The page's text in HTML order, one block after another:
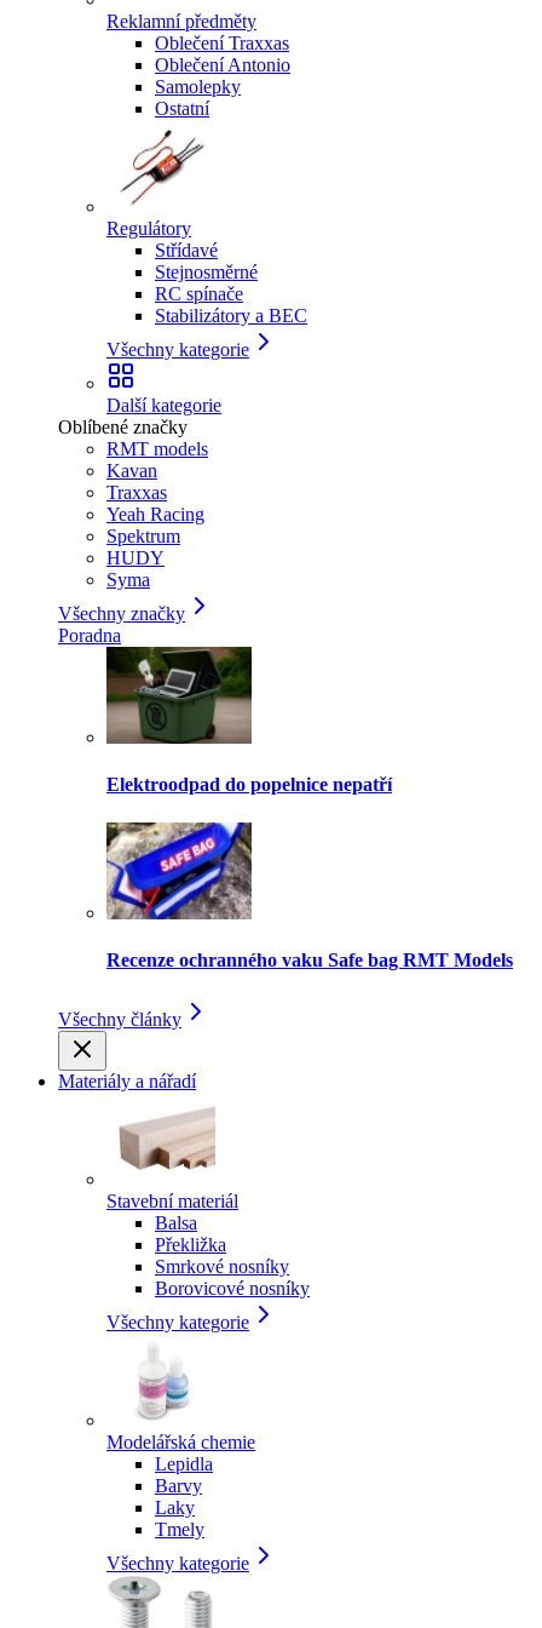
Reklamní předměty
Oblečení Traxxas
Oblečení Antonio
Samolepky
Ostatní
Regulátory
Střídavé
Stejnosměrné
RC spínače
Stabilizátory a BEC
Všechny kategorie
Další kategorie
Oblíbené značky
RMT models
Kavan
Traxxas
Yeah Racing
Spektrum
HUDY
Syma
Všechny značky
Poradna
Elektroodpad do popelnice nepatří
Recenze ochranného vaku Safe bag RMT Models
Všechny články
Materiály a nářadí
Stavební materiál
Balsa
Překližka
Smrkové nosníky
Borovicové nosníky
Všechny kategorie
Modelářská chemie
Lepidla
Barvy
Laky
Tmely
Všechny kategorie